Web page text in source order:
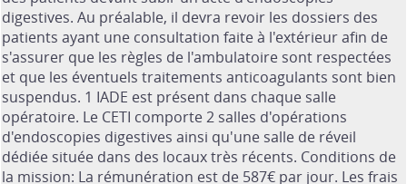
digestives. Au préalable, il devra revoir les dossiers des
patients ayant une consultation faite à l'extérieur afin de
s'assurer que les règles de l'ambulatoire sont respectées
et que les éventuels traitements anticoagulants sont bien
suspendus. 1 IADE est présent dans chaque salle
opératoire. Le CETI comporte 2 salles d'opérations
d'endoscopies digestives ainsi qu'une salle de réveil
dédiée située dans des locaux très récents. Conditions de
la mission: La rémunération est de 587€ par jour. Les frais